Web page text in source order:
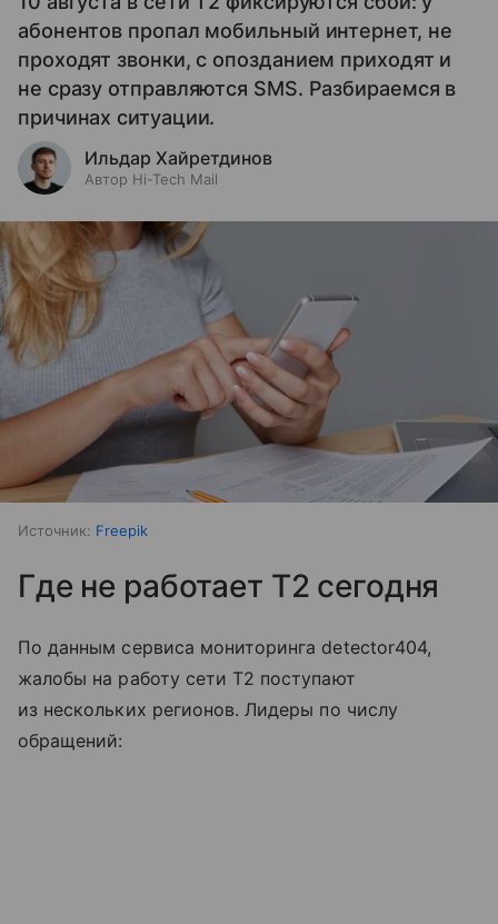
абонентов пропал мобильный интернет, не
проходят звонки, с опозданием приходят и
не сразу отправляются SMS. Разбираемся в
причинах ситуации.
Ильдар Хайретдинов
Автор Hi-Tech Mail
Источник: Freepik
Где не работает T2 сегодня
По данным сервиса мониторинга detector404,
жалобы на работу сети T2 поступают
из нескольких регионов. Лидеры по числу
обращений: